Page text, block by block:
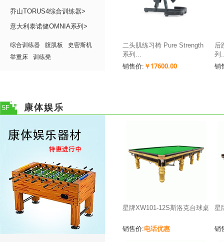
乔山TORUS4综合训练器>
意大利泰诺健OMNIA系列>
综合训练器 腹肌板
史密斯机
举重床
训练凳
二头肌练习椅 Pure Strength
系列...
销售价: ￥17600.00
后
列
销
5F 康体娱乐
星牌XW101-12S斯洛克台球桌
销售价:电话优惠
星
销